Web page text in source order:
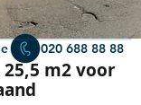
020 688 88 88
m2 voor